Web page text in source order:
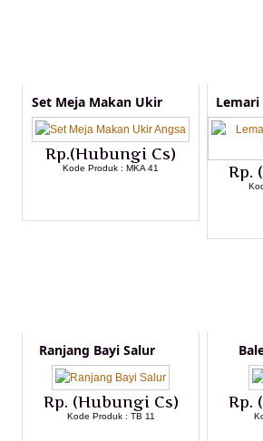
Set Meja Makan Ukir
Rp.(Hubungi Cs)
Kode Produk : MKA 41
Lemari
Rp.
Ranjang Bayi Salur
Rp. (Hubungi Cs)
Kode Produk : TB 11
Rp.